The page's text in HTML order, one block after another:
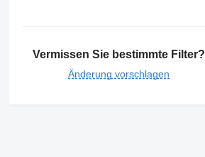
Vermissen Sie bestimmte Filter?
Änderung vorschlagen